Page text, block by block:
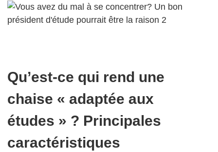
Qu’est-ce qui rend une
chaise « adaptée aux
études » ? Principales
caractéristiques